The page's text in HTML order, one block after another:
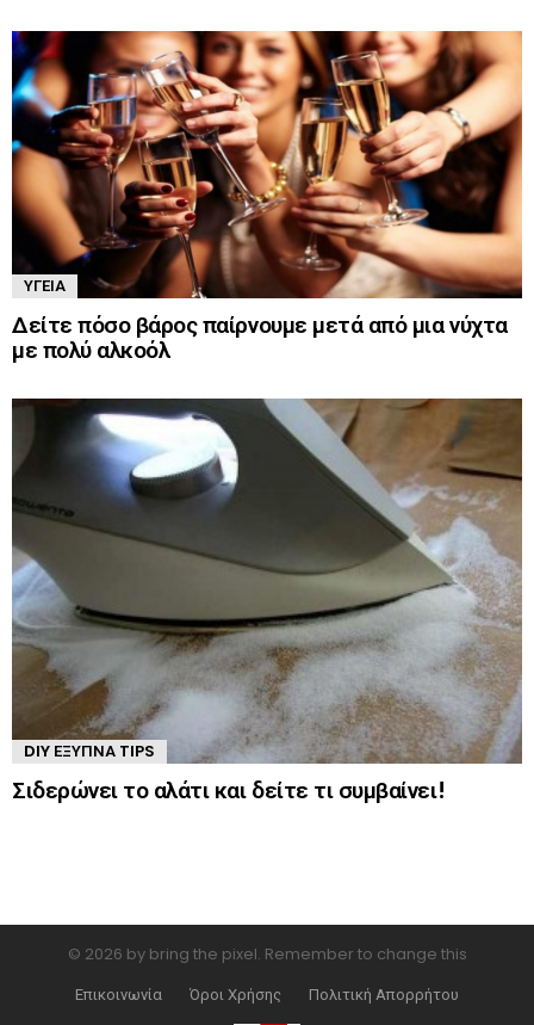
ΥΓΕΊΑ
Δείτε πόσο βάρος παίρνουμε μετά από μια νύχτα
με πολύ αλκοόλ
DIY ΈΞΥΠΝΑ TIPS
Σιδερώνει το αλάτι και δείτε τι συμβαίνει!
© 2026 by bring the pixel. Remember to change this
Επικοινωνία
Όροι Χρήσης Πολιτική Απορρήτου